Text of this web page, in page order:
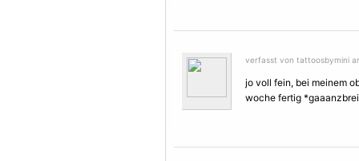
verfasst von tattoosbymini
jo voll fein, bei meinem
woche fertig